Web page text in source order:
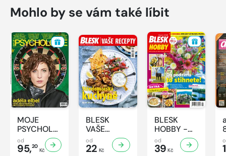
Mohlo by se vám také líbit
MOJE
PSYCHOLOGIE
- 8/2026
od
95,20
Kč
BLESK
VAŠE
RECEPTY -
8/2026
od
22 Kč
BLESK
HOBBY -
8/2026
od
39 Kč